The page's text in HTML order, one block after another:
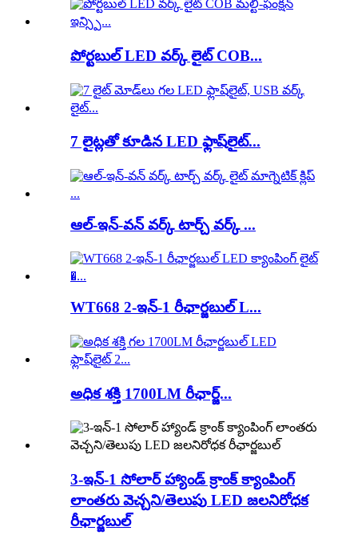
పోర్టబుల్ LED వర్క్ లైట్ COB...
7 లైట్లతో కూడిన LED ఫ్లాష్‌లైట్...
ఆల్-ఇన్-వన్ వర్క్ టార్చ్ వర్క్ ...
WT668 2-ఇన్-1 రీఛార్జబుల్ L...
అధిక శక్తి 1700LM రీఛార్జ్...
3-ఇన్-1 సోలార్ హ్యాండ్ క్రాంక్ క్యాంపింగ్
లాంతరు వెచ్చని/తెలుపు LED జలనిరోధక
రీఛార్జబుల్